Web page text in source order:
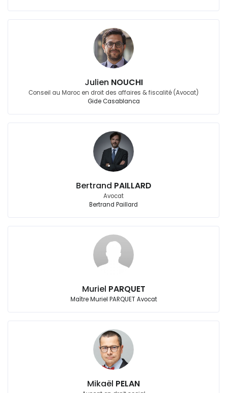
Julien NOUCHI
Conseil au Maroc en droit des affaires & fiscalité (Avocat)
Gide Casablanca
Bertrand PAILLARD
Avocat
Bertrand Paillard
Muriel PARQUET
Maître Muriel PARQUET Avocat
Mikaël PELAN